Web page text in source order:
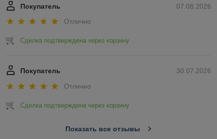
07.08.2026
Покупатель
Отлично
Сделка подтверждена через корзину
30.07.2026
Покупатель
Отлично
Сделка подтверждена через корзину
Показать все отзывы